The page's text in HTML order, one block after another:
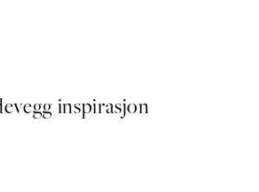
inspirasjon